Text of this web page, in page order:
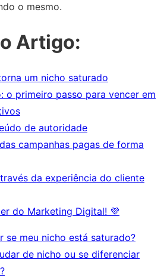
o mesmo.
Artigo:
um nicho saturado
o primeiro passo para vencer em
de autoridade
campanhas pagas de forma
da experiência do cliente
do Marketing Digital! 💜
se meu nicho está saturado?
de nicho ou se diferenciar